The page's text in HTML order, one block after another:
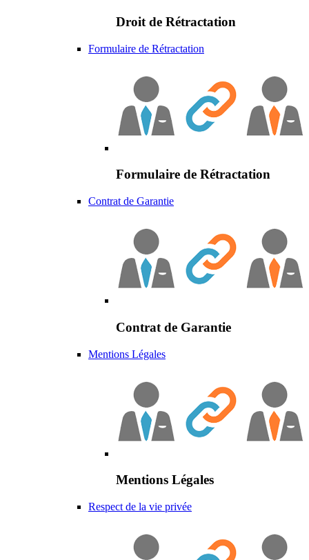
Droit de Rétractation
Formulaire de Rétractation
Formulaire de Rétractation
Contrat de Garantie
Contrat de Garantie
Mentions Légales
Mentions Légales
Respect de la vie privée